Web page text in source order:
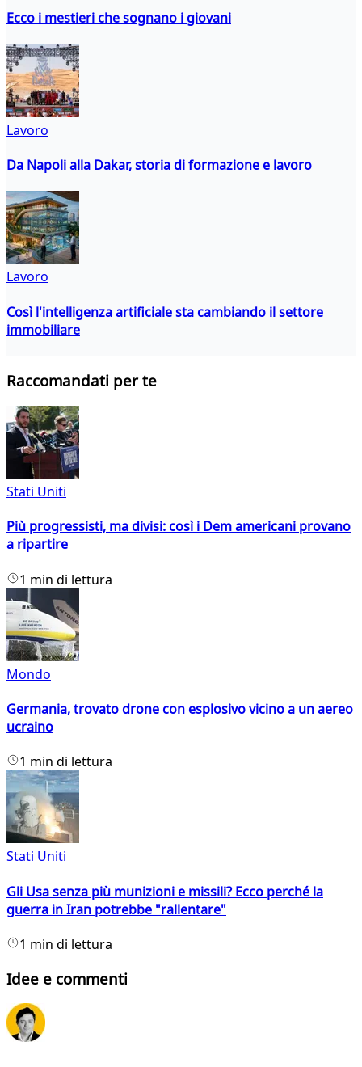
Ecco i mestieri che sognano i giovani
Lavoro
Da Napoli alla Dakar, storia di formazione e lavoro
Lavoro
Così l'intelligenza artificiale sta cambiando il settore
immobiliare
Raccomandati per te
Stati Uniti
Più progressisti, ma divisi: così i Dem americani provano
a ripartire
1 min di lettura
Mondo
Germania, trovato drone con esplosivo vicino a un aereo
ucraino
1 min di lettura
Stati Uniti
Gli Usa senza più munizioni e missili? Ecco perché la
guerra in Iran potrebbe "rallentare"
1 min di lettura
Idee e commenti